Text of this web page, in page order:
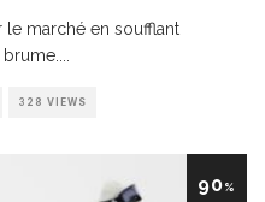
le marché en soufflant
328 VIEWS
90%